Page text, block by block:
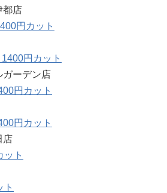
都店
円カット
円カット
ガーデン店
円カット
円カット
店
ット
ト